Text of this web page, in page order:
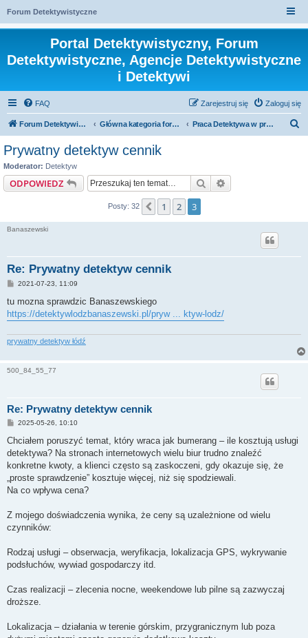
Forum Detektywistyczne
Portal Detektywistyczny, Forum
Detektywistyczne, Agencje Detektywistyczne
i Detektywi
FAQ Zaloguj się
Zarejestruj się
Forum Detektywistyczne, Detektyw Główna kategoria forum Praca Detektywa w praktyce
Prywatny detektyw cennik
Moderator: Detektyw
ODPOWIEDZ Szukaj
Posty: 32 Poprzednia
1 2 3
Banaszewski
Re: Prywatny detektyw cennik
P
s
2021-07-23, 11:09
tu mozna sprawdzic Banaszewskiego
https://detektywlodzbanaszewski.pl/pryw ... ktyw-lodz/
prywatny detektyw łódź
500_84_55_77
Re: Prywatny detektyw cennik
P
s
2025-05-26, 10:10
Chciałem poruszyć temat, który wraca jak bumerang – ile kosztują usługi
detektywa? Na stronach internetowych wielu biur trudno znaleźć
konkretne kwoty, a klienci często są zaskoczeni, gdy okazuje się, że
„proste sprawdzenie” kosztuje więcej, niż się spodziewali.
Na co wpływa cena?
Z mojego doświadczenia wynika, że ceny są uzależnione od wielu
czynników:
Rodzaj usługi – obserwacja, weryfikacja, lokalizacja GPS, wykrywanie
podsłuchów, wywiad gospodarczy itd.
Czas realizacji – zlecenia nocne, weekendowe lub pilne są zazwyczaj
droższe.
Lokalizacja – działania w terenie górskim, przygranicznym lub poza